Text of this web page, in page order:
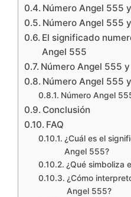
Número Angel 555
Número Angel 555
El significado
Angel 555
Número Angel 555
Número Angel 555
Número Angel
Conclusión
FAQ
¿Cuál es el
Angel 555?
¿Qué simboliza
¿Cómo
Angel 555?